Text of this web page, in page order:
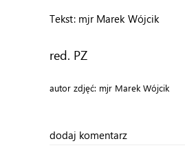
Tekst: mjr Marek Wójcik
red. PZ
autor zdjęć: mjr Marek Wójcik
dodaj komentarz